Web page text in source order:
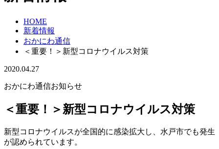
HOME
新着情報
おかにわ通信
＜重要！＞新型コロナウイルス対策
2020.04.27
おかにわ通信お知らせ
＜重要！＞新型コロナウイルス対策
新型コロナウイルスが全国的に感染拡大し、水戸市でも発生
が認められています。